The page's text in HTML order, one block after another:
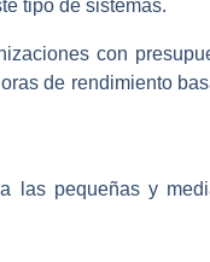
tipo de sistemas.
con
de rendimiento
las pequeñas y